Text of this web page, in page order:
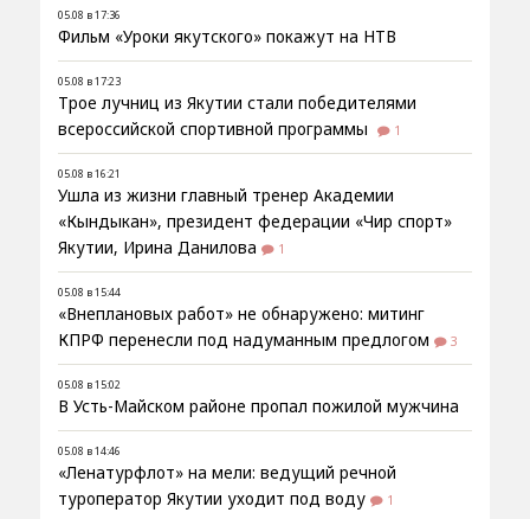
05.08 в 17:36
Фильм «Уроки якутского» покажут на НТВ
05.08 в 17:23
Трое лучниц из Якутии стали победителями
всероссийской спортивной программы
1
05.08 в 16:21
Ушла из жизни главный тренер Академии
«Кындыкан», президент федерации «Чир спорт»
Якутии, Ирина Данилова
1
05.08 в 15:44
«Внеплановых работ» не обнаружено: митинг
КПРФ перенесли под надуманным предлогом
3
05.08 в 15:02
В Усть-Майском районе пропал пожилой мужчина
05.08 в 14:46
«Ленатурфлот» на мели: ведущий речной
туроператор Якутии уходит под воду
1